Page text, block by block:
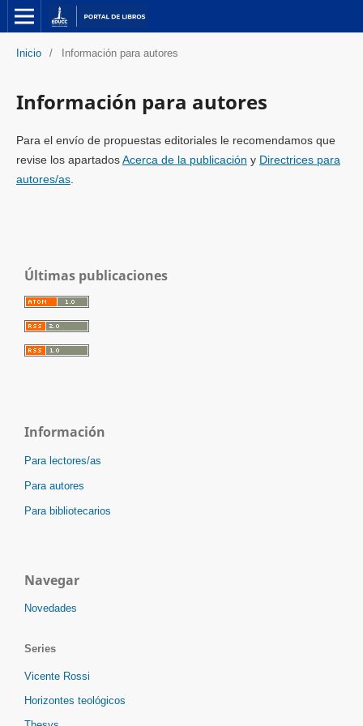
Inicio / Información para autores
Información para autores
Para el envío de propuestas editoriales le recomendamos que
revise los apartadosAcerca de la publicación y Directrices para
autores/as.
Últimas publicaciones
Información
Para lectores/as
Para autores
Para bibliotecarios
Navegar
Novedades
Series
Vicente Rossi
Horizontes teológicos